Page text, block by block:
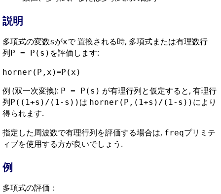
説明
多項式の変数sがxで 置換される時, 多項式または有理数行
列 P = P(s) を評価します:
horner(P,x)=P(x)
例 (双一次変換): P = P(s) が有理行列と仮定すると, 有理行
列 P((1+s)/(1-s)) は horner(P,(1+s)/(1-s)) により
得られます.
指定した周波数で有理行列を評価する場合は, freqプリミテ
ィブを使用する方が良いでしょう.
例
多項式の評価：